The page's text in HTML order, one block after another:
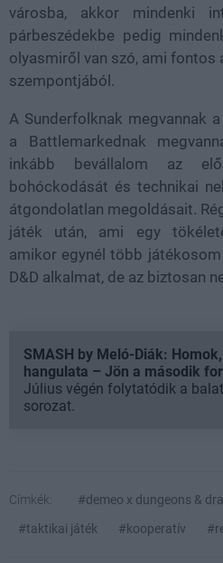
városba, akkor mindenki
párbeszédekbe pedig
olyasmiről van szó, ami fontos
szempontjából.
A Sunderfolknak megvannak
a Battlemarkednak
inkább bevállalom az
bohóckodását és technikai
átgondolatlan megoldásait.
játék után, ami egy
amikor egynél több
D&D alkalmat, de az biztosan
SMASH by Meló-Diák:
hangulata – Jön a második
Július végén folytatódik a
sorozat.
Címkék:
#demeo x dungeons &
#taktikai játék
#kooperatív